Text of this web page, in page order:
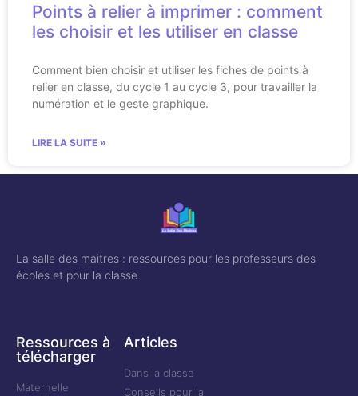
Points à relier à imprimer : comment
les choisir et les utiliser en classe
Comment bien choisir et utiliser les fiches de points à
relier en classe, du cycle 1 au cycle 3, pour travailler la
numération et le geste graphique.
LIRE LA SUITE »
La salle des maitres : ressources pour les professeurs des
écoles et pour la classe.
Ressources à
télécharger
Maternelle
Articles
Dans la classe
Conseils pour la